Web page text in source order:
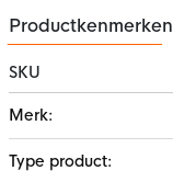
Productkenmerken
SKU
informatie